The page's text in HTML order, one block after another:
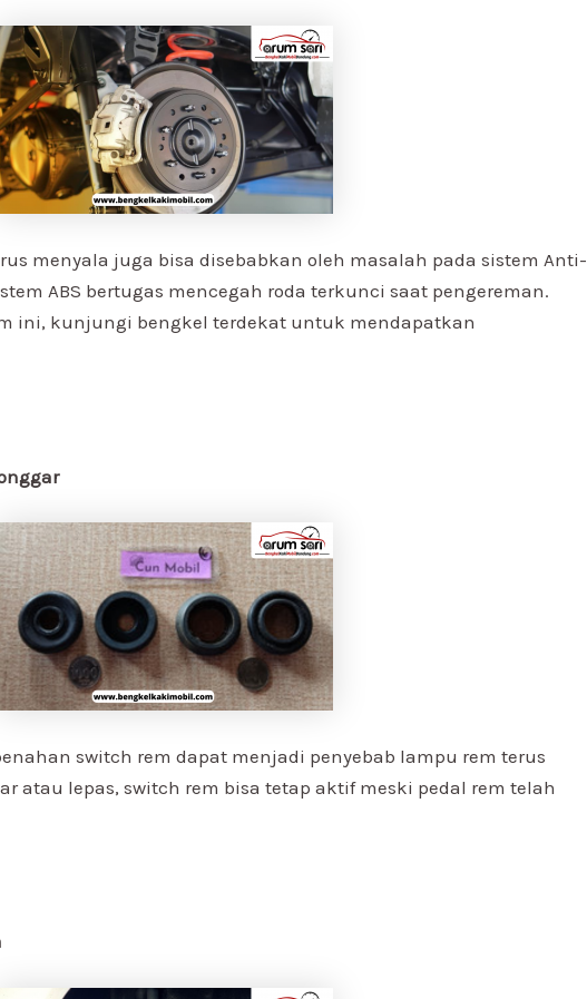
menyala juga bisa disebabkan oleh masalah pada sistem Anti-
ABS bertugas mencegah roda terkunci saat pengereman.
ini, kunjungi bengkel terdekat untuk mendapatkan
switch rem dapat menjadi penyebab lampu rem terus
atau lepas, switch rem bisa tetap aktif meski pedal rem telah